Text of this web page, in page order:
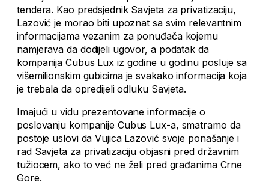
tendera. Kao predsjednik Savjeta za privatizaciju,
Lazović je morao biti upoznat sa svim relevantnim
informacijama vezanim za ponuđača kojemu
namjerava da dodijeli ugovor, a podatak da
kompanija Cubus Lux iz godine u godinu posluje sa
višemilionskim gubicima je svakako informacija koja
je trebala da opredijeli odluku Savjeta.
Imajući u vidu prezentovane informacije o
poslovanju kompanije Cubus Lux-a, smatramo da
postoje uslovi da Vujica Lazović svoje ponašanje i
rad Savjeta za privatizaciju objasni pred državnim
tužiocem, ako to već ne želi pred građanima Crne
Gore.